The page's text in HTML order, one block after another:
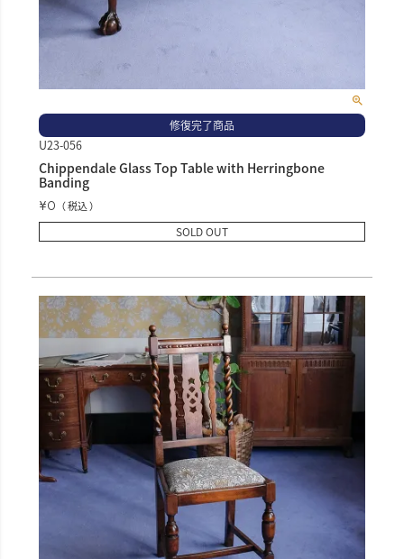
修復完了商品
U23-056
Chippendale Glass Top Table with Herringbone
Banding
¥0 税込
SOLD OUT